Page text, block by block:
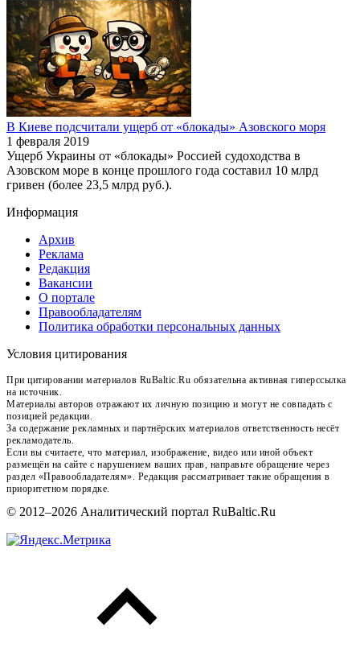
В Киеве подсчитали ущерб от «блокады» Азовского моря
1 февраля 2019
Ущерб Украины от «блокады» Россией судоходства в
Азовском море в конце прошлого года составил 10 млрд
гривен (более 23,5 млрд руб.).
Информация
Архив
Реклама
Редакция
Вакансии
О портале
Правообладателям
Политика обработки персональных данных
Условия цитирования
При цитировании материалов RuBaltic.Ru обязательна активная гиперссылка
на источник.
Материалы авторов отражают их личную позицию и могут не совпадать с
позицией редакции.
За содержание рекламных и партнёрских материалов ответственность несёт
рекламодатель.
Если вы считаете, что материал, изображение, видео или иной объект
размещён на сайте с нарушением ваших прав, направьте обращение через
раздел «Правообладателям». Редакция рассматривает такие обращения в
приоритетном порядке.
© 2012–2026 Аналитический портал RuBaltic.Ru